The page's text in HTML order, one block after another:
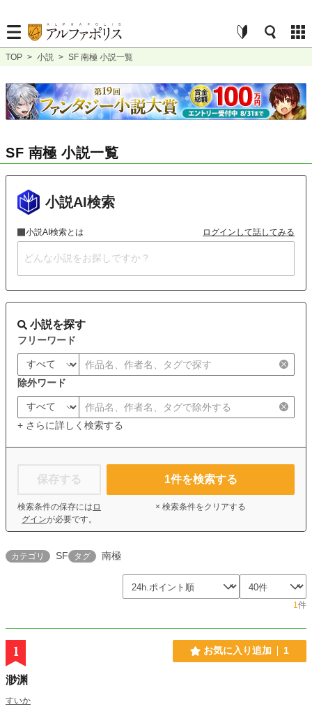
TOP > 小説 > SF 南極 小説一覧
SF 南極 小説一覧
小説AI検索
小説AI検索とは ログインして話してみる
小説を探す
フリーワード
除外ワード
+ さらに詳しく検索する
保存する
検索条件の保存には ロ
グインが必要です。
1件を検索する
× 検索条件をクリアする
カテゴリ SF タグ 南極
1件
1 お気に入り追加 1
渺渊
すいか